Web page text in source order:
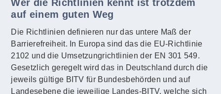
Wer die Richtlinien kennt ist trotzdem
auf einem guten Weg
Die Richtlinien definieren nur das untere Maß der
Barrierefreiheit. In Europa sind das die EU-Richtlinie
2102 und die Umsetzungrichtlinien der EN 301 549.
Gesetzlich geregelt wird das in Deutschland durch die
jeweils gültige BITV für Bundesbehörden und auf
Landesebene die jeweilige Landes-BITV, welche sich